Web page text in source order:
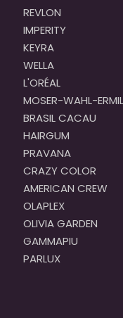
REVLON
IMPERITY
KEYRA
WELLA
L'ORÉAL
MOSER-WAHL-
BRASIL CACAU
HAIRGUM
PRAVANA
CRAZY COLOR
AMERICAN CREW
OLAPLEX
OLIVIA GARDEN
GAMMAPIU
PARLUX